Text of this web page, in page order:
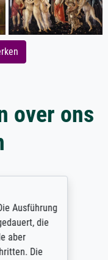
over ons
Ausführung
die
aber
Die